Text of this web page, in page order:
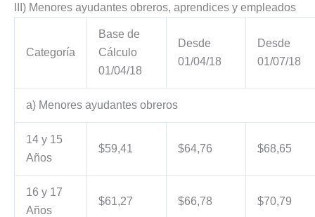
III) Menores ayudantes obreros, aprendices y empleados
Categoría
Base de
Cálculo
01/04/18
Desde
01/04/18
Desde
01/07/18
a) Menores ayudantes obreros
14 y 15
Años
$59,41 $64,76 $68,65
16 y 17
Años
$61,27 $66,78 $70,79